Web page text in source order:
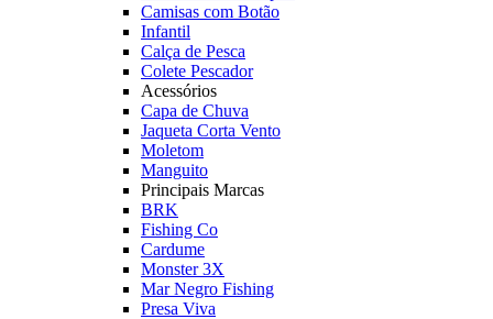
Camisas com Botão
Infantil
Calça de Pesca
Colete Pescador
Acessórios
Capa de Chuva
Jaqueta Corta Vento
Moletom
Manguito
Principais Marcas
BRK
Fishing Co
Cardume
Monster 3X
Mar Negro Fishing
Presa Viva